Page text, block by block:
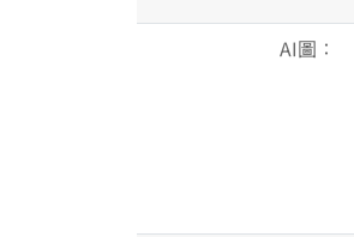
AI圖：